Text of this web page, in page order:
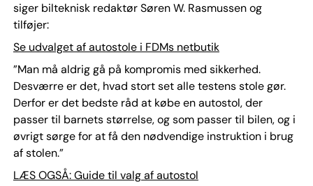
siger bilteknisk redaktør Søren W. Rasmussen og
tilføjer:
Se udvalget af autostole i FDMs netbutik
”Man må aldrig gå på kompromis med sikkerhed.
Desværre er det, hvad stort set alle testens stole gør.
Derfor er det bedste råd at købe en autostol, der
passer til barnets størrelse, og som passer til bilen, og i
øvrigt sørge for at få den nødvendige instruktion i brug
af stolen.”
LÆS OGSÅ: Guide til valg af autostol